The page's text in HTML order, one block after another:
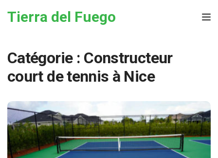
Tierra del Fuego
Catégorie : Constructeur
court de tennis à Nice